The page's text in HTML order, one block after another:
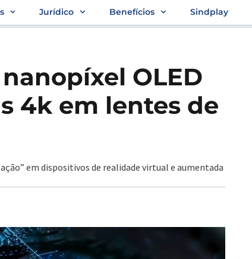
Jurídico Benefícios Sindplay
OLED
4k em lentes de
em dispositivos de realidade virtual e aumentada